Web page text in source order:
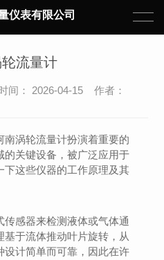
仪表有限公司
轮流量计
间： 2026-04-15 作者：
南涡轮流量计扮演着重要的
的关键设备，被广泛应用于
下这些仪器的工作原理及其
传感器来检测液体或气体通
于流体推动叶片旋转，从
设计简单而可靠，因此在许